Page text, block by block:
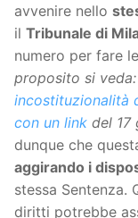
avvenire nello
il Tribunale di
numero per fare
proposito si
incostituzionalità
con un link del 17
dunque che
aggirando i
stessa Sentenza.
diritti potrebbe